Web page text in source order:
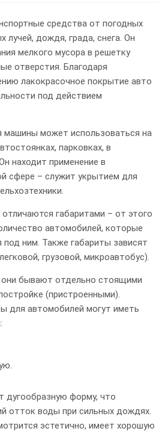
средства от погодных
лучей, дождя, града, снега. Он
мелкого мусора в решетку
отверстия. Благодаря
лакокрасочное покрытие авто
под действием
машины может использоваться на
парковках, в
находит применение в
сфере – служит укрытием для
габаритами – от этого
автомобилей, которые
под ним. Также габариты зависят
грузовой, микроавтобус).
они бывают отдельно стоящими
(пристроенными).
для автомобилей могут иметь
дугообразную форму, что
отток воды при сильных дождях.
эстетично, имеет хорошую